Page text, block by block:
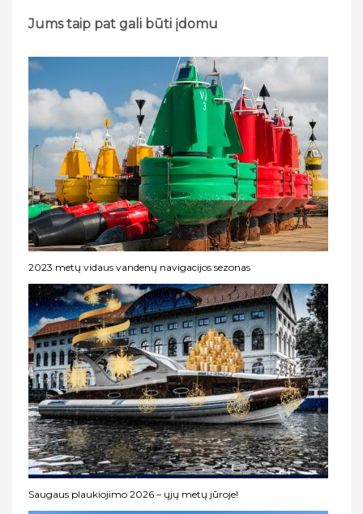
Jums taip pat gali būti įdomu
2023 metų vidaus vandenų navigacijos sezonas
Saugaus plaukiojimo 2026 – ųjų metų jūroje!